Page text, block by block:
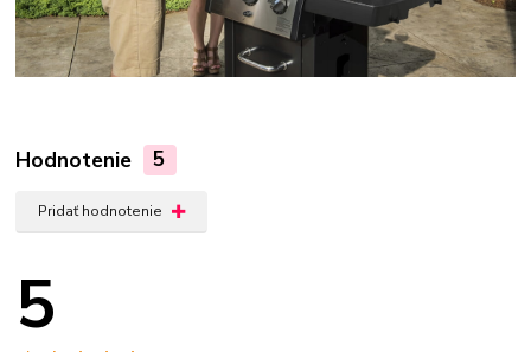
Hodnotenie 5
Pridať hodnotenie
5